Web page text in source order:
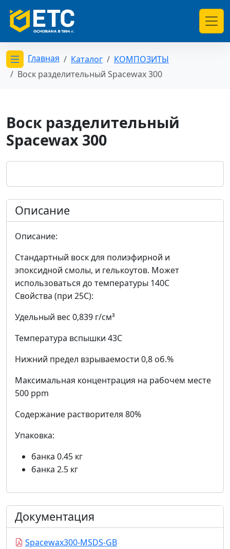
Открыть меню категорий
Главная Каталог
КОМПОЗИТЫ
Воск разделительный Spacewax 300
Воск разделительный
Spacewax 300
Описание
Описание:
Стандартный воск для полиэфирной и
эпоксидной смолы, и гелькоутов. Может
использоваться до температуры 140C
Свойства (при 25C):
Удельный вес 0,839 г/см³
Температура вспышки 43C
Нижний предел взрываемости 0,8 об.%
Максимальная концентрация на рабочем месте
500 ppm
Содержание растворителя 80%
Упаковка:
банка 0.45 кг
банка 2.5 кг
Документация
Spacewax300-MSDS-GB